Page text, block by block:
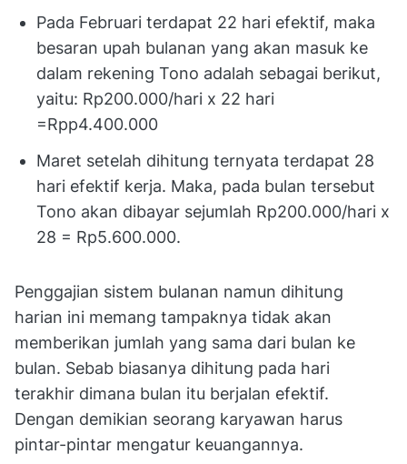
Pada Februari terdapat 22 hari efektif, maka
besaran upah bulanan yang akan masuk ke
dalam rekening Tono adalah sebagai berikut,
yaitu: Rp200.000/hari x 22 hari
=Rpp4.400.000
Maret setelah dihitung ternyata terdapat 28
hari efektif kerja. Maka, pada bulan tersebut
Tono akan dibayar sejumlah Rp200.000/hari x
28 = Rp5.600.000.
Penggajian sistem bulanan namun dihitung
harian ini memang tampaknya tidak akan
memberikan jumlah yang sama dari bulan ke
bulan. Sebab biasanya dihitung pada hari
terakhir dimana bulan itu berjalan efektif.
Dengan demikian seorang karyawan harus
pintar-pintar mengatur keuangannya.